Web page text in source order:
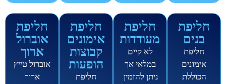
חליפת
בנים
חליפת
אימונים
הכוללת
חליפת
מעודדות
לא קיים
במלאי אך
ניתן להזמין
חליפת
אימונים
קבוצות
הופעות
חליפת
חליפת
אוברול
ארוך
אוברול טייץ
ארוך